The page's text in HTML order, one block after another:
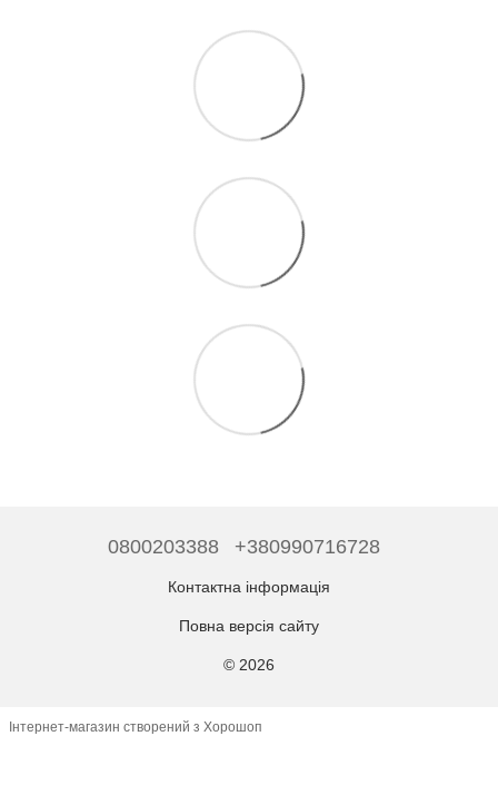
0800203388 +380990716728
Контактна інформація
Повна версія сайту
© 2026
Інтернет-магазин створений з Хорошоп